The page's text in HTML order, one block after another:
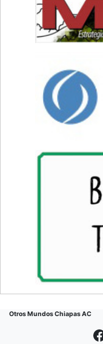
Otros Mundos Chiapas AC
Facebook